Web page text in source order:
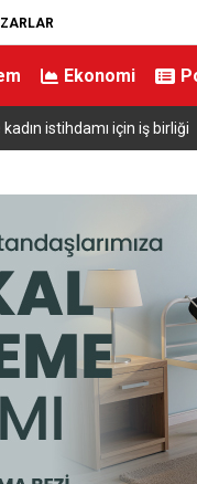
Ekonomi
istihdamı için iş birliği